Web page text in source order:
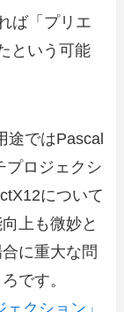
ば「プリエ
という可能
途ではPascal
プロジェクシ
について
上も微妙と
に重大な問
です。